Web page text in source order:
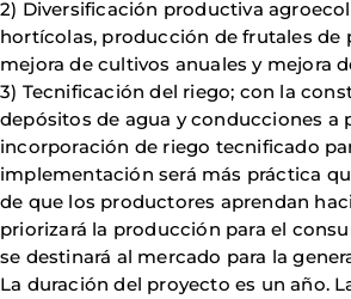
2) Diversificación productiva
hortícolas, producción de frutales de
mejora de cultivos anuales y mejora
3) Tecnificación del riego; con la
depósitos de agua y conducciones a
incorporación de riego tecnificado
implementación será más práctica
de que los productores aprendan
priorizará la producción para el
se destinará al mercado para la
La duración del proyecto es un año.